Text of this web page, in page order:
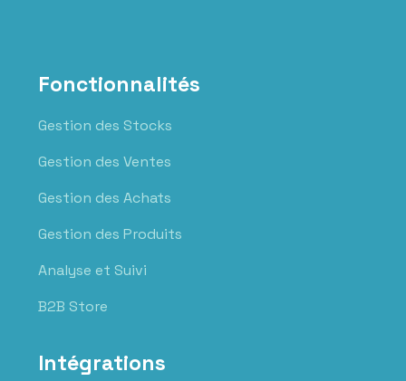
Fonctionnalités
Gestion des Stocks
Gestion des Ventes
Gestion des Achats
Gestion des Produits
Analyse et Suivi
B2B Store
Intégrations